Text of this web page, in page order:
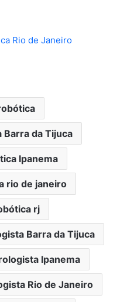
Rio de Janeiro
Barra da Tijuca
Ipanema
rio de janeiro
rj
Barra da Tijuca
Ipanema
Rio de Janeiro